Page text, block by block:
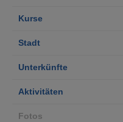
Kurse
Stadt
Unterkünfte
Aktivitäten
Fotos